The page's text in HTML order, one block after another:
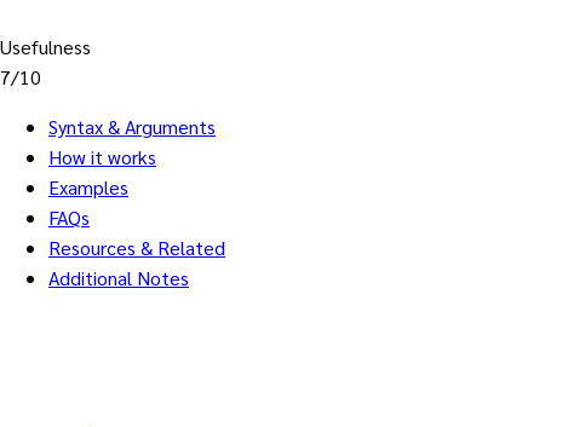
Usefulness
7/10
Syntax & Arguments
How it works
Examples
FAQs
Resources & Related
Additional Notes